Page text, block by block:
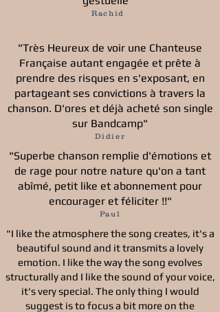
Rachid
"Très Heureux de voir une Chanteuse
Française autant engagée et prête à
prendre des risques en s'exposant, en
partageant ses convictions à travers la
chanson. D'ores et déjà acheté son single
sur Bandcamp"
Didier
"Superbe chanson remplie d'émotions et
de rage pour notre nature qu'on a tant
abîmé, petit like et abonnement pour
encourager et féliciter !!"
Paul
"I like the atmosphere the song creates, it's a
beautiful sound and it transmits a lovely
emotion. I like the way the song evolves
structurally and I like the sound of your voice,
it's very special. The only thing I would
suggest is to focus a bit more on the